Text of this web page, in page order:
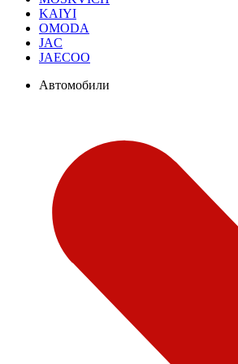
KAIYI
OMODA
JAC
JAECOO
Автомобили